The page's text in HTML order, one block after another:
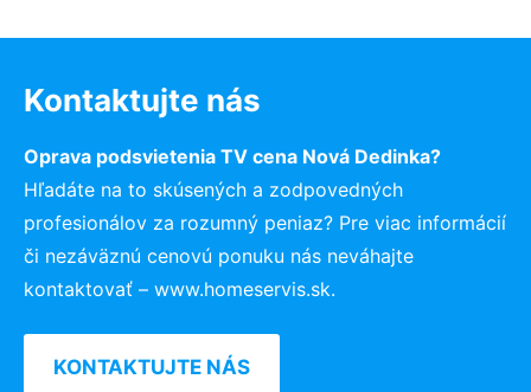
Kontaktujte nás
Oprava podsvietenia TV cena Nová Dedinka?
Hľadáte na to skúsených a zodpovedných
profesionálov za rozumný peniaz? Pre viac informácií
či nezáväznú cenovú ponuku nás neváhajte
kontaktovať – www.homeservis.sk.
KONTAKTUJTE NÁS